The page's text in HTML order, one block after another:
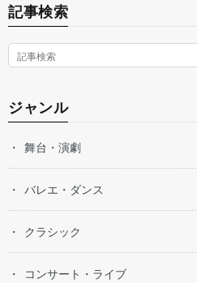
記事検索
ジャンル
舞台・演劇
バレエ・ダンス
クラシック
コンサート・ライブ